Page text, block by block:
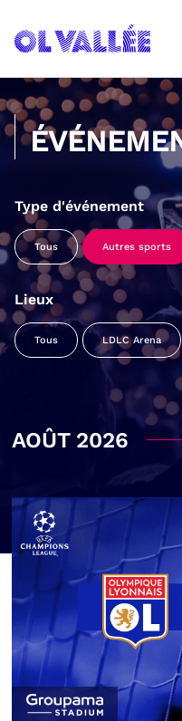
Type d'événement
Tous Autres sports
Lieux
Tous LDLC Arena
AOÛT 2026